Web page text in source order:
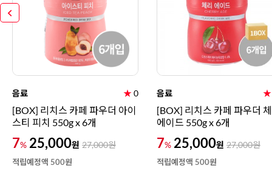
음료 ★0
[BOX] 리치스 카페 파우더 아이
스티 피치 550g x 6개
7% 25,000원 27,000원
적립예정액 500원
음료 ★
[BOX] 리치스 카페 파우더
에이드 550g x 6개
7% 25,000원 27,000원
적립예정액 500원